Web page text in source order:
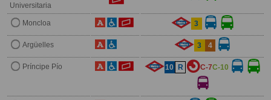
Universitaria
Moncloa 3
Argüelles 3 4
Príncipe Pío 10 R C-7C-10